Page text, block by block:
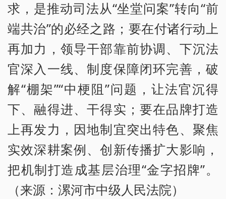
求，是推动司法从“坐堂问案”转向“前
端共治”的必经之路；要在付诸行动上
再加力，领导干部靠前协调、下沉法
官深入一线、制度保障闭环完善，破
解“棚架”“中梗阻”问题，让法官沉得
下、融得进、干得实；要在品牌打造
上再发力，因地制宜突出特色、聚焦
实效深耕案例、创新传播扩大影响，
把机制打造成基层治理“金字招牌”。
（来源：漯河市中级人民法院）